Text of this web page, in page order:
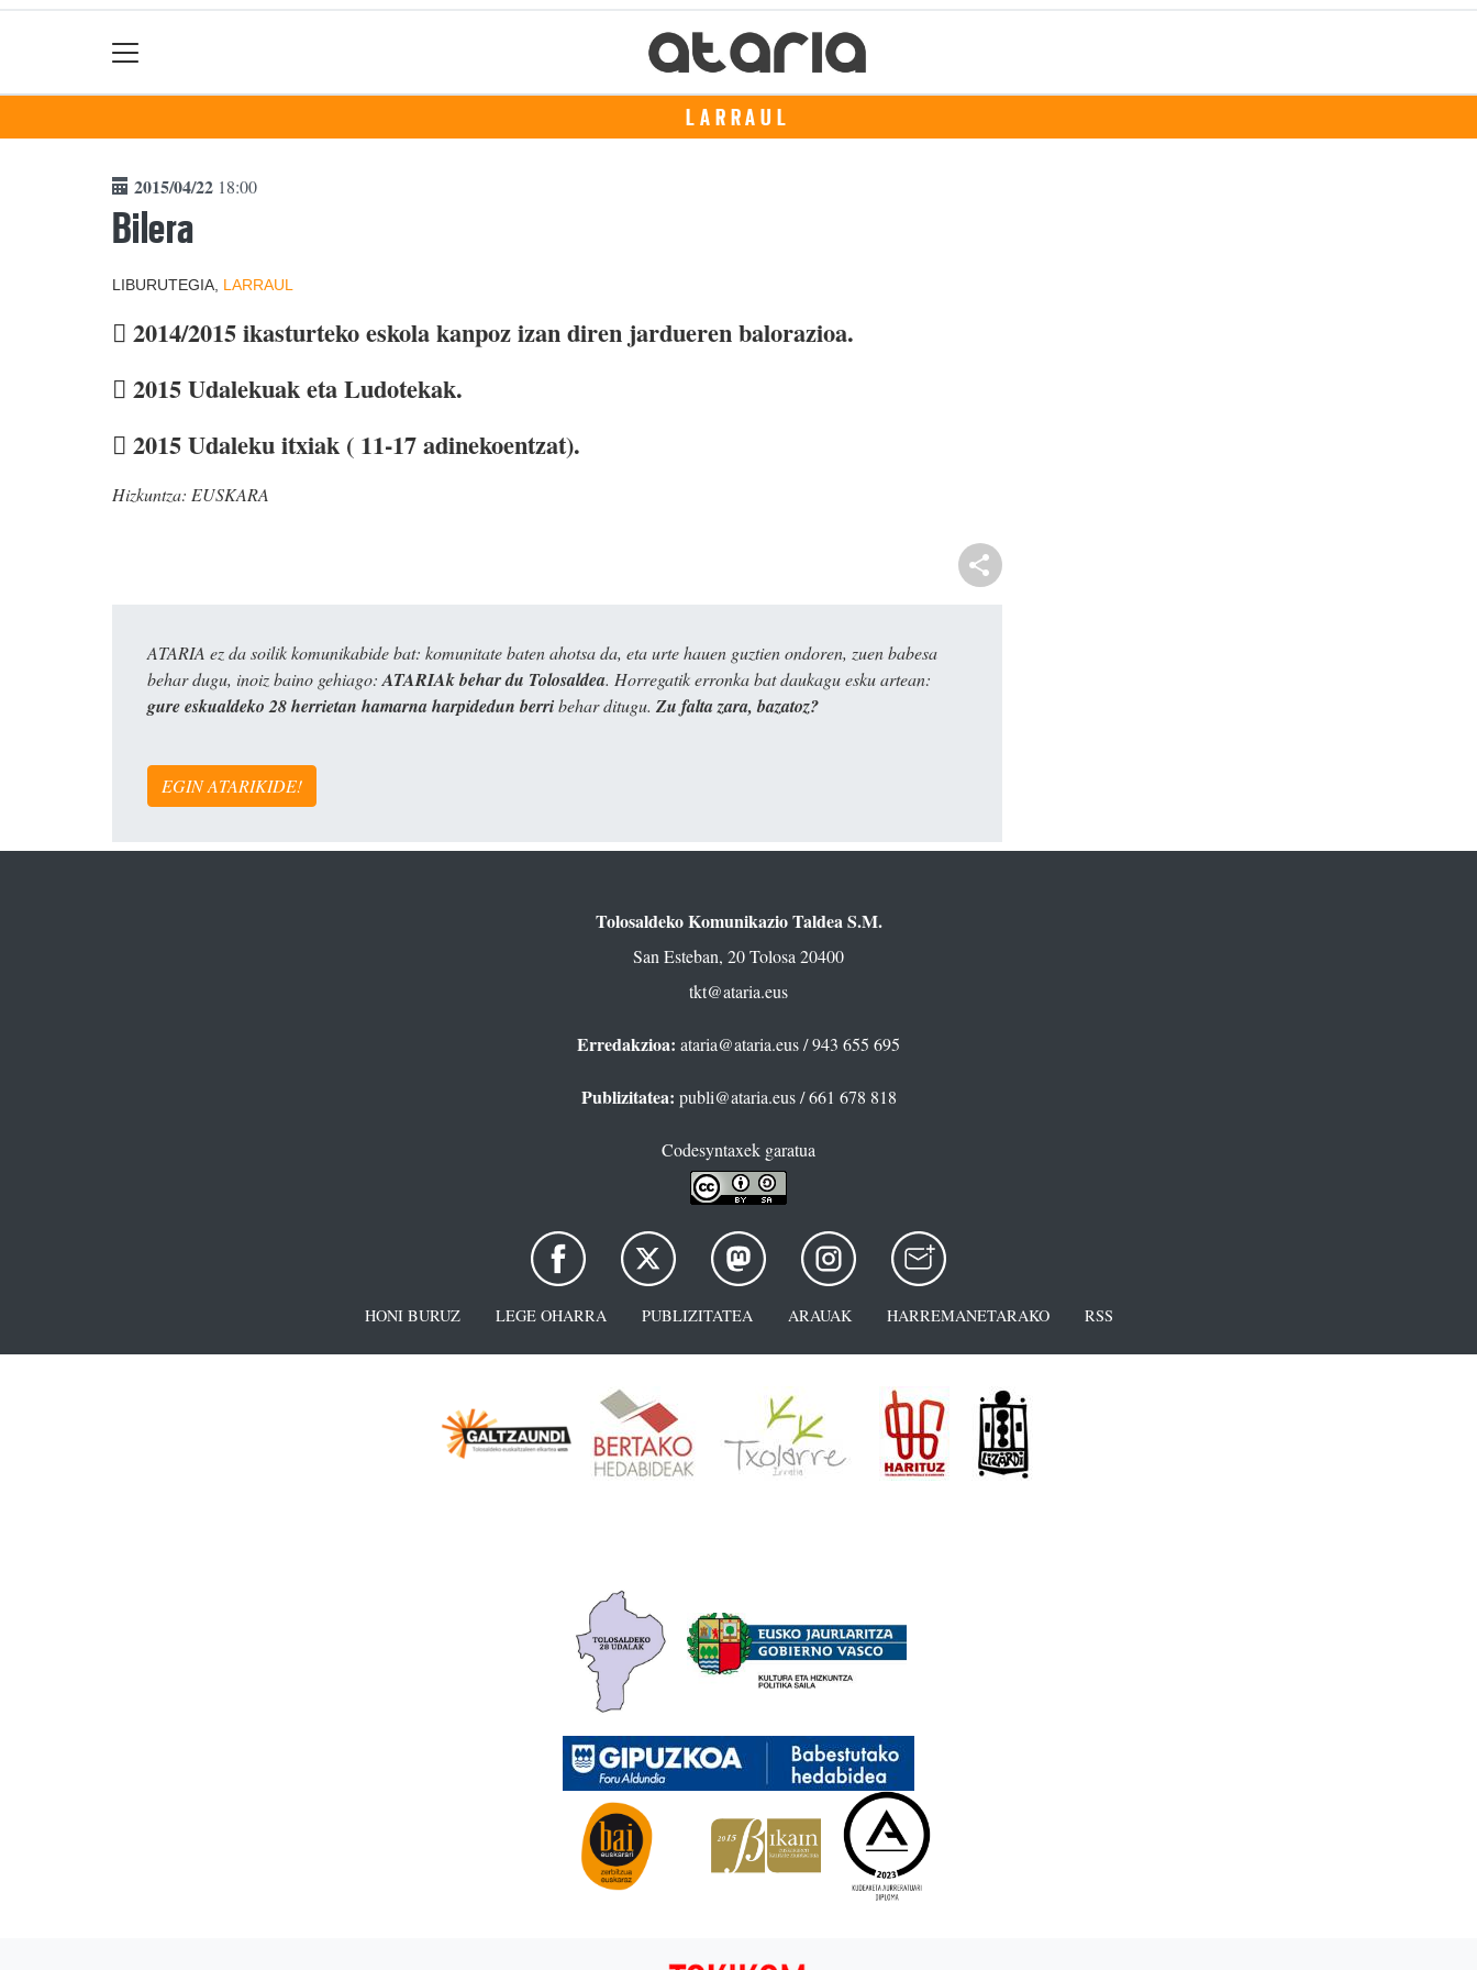
LARRAUL
2015/04/22 18:00
Bilera
LIBURUTEGIA, LARRAUL
 2014/2015 ikasturteko eskola kanpoz izan diren jardueren balorazioa.
 2015 Udalekuak eta Ludotekak.
 2015 Udaleku itxiak ( 11-17 adinekoentzat).
Hizkuntza: EUSKARA
ATARIA ez da soilik komunikabide bat: komunitate baten ahotsa da, eta urte hauen guztien ondoren, zuen babesa
behar dugu, inoiz baino gehiago: ATARIAk behar du Tolosaldea. Horregatik erronka bat daukagu esku artean:
gure eskualdeko 28 herrietan hamarna harpidedun berribehar ditugu. Zu falta zara, bazatoz?
EGIN ATARIKIDE!
Tolosaldeko Komunikazio Taldea S.M.
San Esteban, 20 Tolosa 20400
tkt@ataria.eus
Erredakzioa: ataria@ataria.eus/ 943 655 695
Publizitatea: publi@ataria.eus/ 661 678 818
Codesyntaxek garatua
HONI BURUZ LEGE OHARRA PUBLIZITATEA ARAUAK HARREMANETARAKO RSS